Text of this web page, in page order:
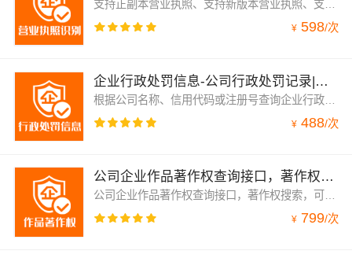
¥ 598/次
企业行政处罚信息-公司行政处罚记录|支持全国企业公司个体工商户
根据公司名称、信用代码或注册号查询企业行政处罚信息-公司行政处罚记录|支持全国企业公司个体工商户，返回文书号、处罚事由、处罚内容、处罚单位、数据来源、公示类型、处罚依据、公示日期
¥ 488/次
公司企业作品著作权查询接口，著作权搜索，可通过公司名称、信用代码获取公司作品著作权的登记号、作品名称...
公司企业作品著作权查询接口，著作权搜索，可通过公司名称、信用代码获取公司作品著作权的登记号、作品名称、登记类别等详细信息
¥ 799/次